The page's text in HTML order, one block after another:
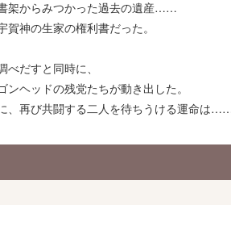
架からみつかった過去の遺産……
賀神の生家の権利書だった。
べだすと同時に、
ンヘッドの残党たちが動き出した。
、再び共闘する二人を待ちうける運命は